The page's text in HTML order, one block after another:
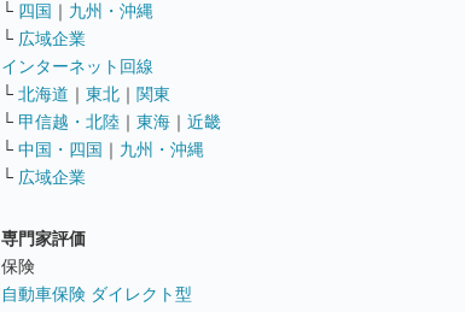
└ 四国 ｜ 九州・沖縄
└ 広域企業
インターネット回線
└ 北海道 ｜ 東北 ｜ 関東
└ 甲信越・北陸 ｜ 東海 ｜ 近畿
└ 中国・四国 ｜ 九州・沖縄
└ 広域企業
専門家評価
保険
自動車保険 ダイレクト型